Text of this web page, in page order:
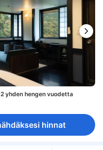
2 yhden hengen vuodetta
hinnat